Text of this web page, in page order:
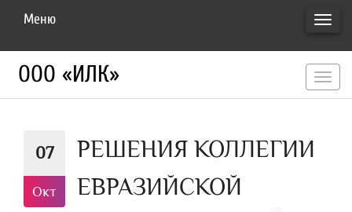
Меню
ООО «ИЛК»
07
Окт
РЕШЕНИЯ КОЛЛЕГИИ
ЕВРАЗИЙСКОЙ